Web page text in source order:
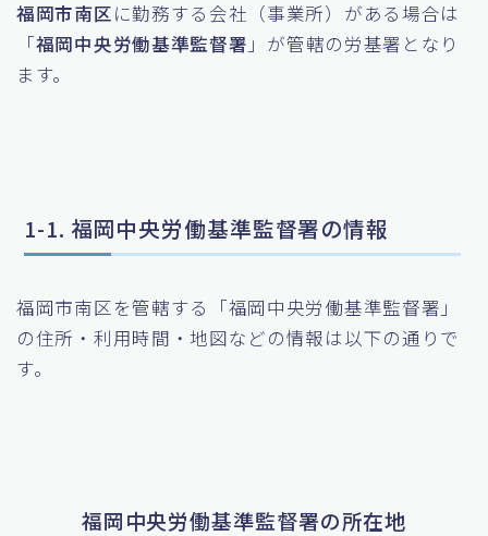
福岡市南区に勤務する会社（事業所）がある場合は
「福岡中央労働基準監督署 」が管轄の労基署となり
ます。
1-1. 福岡中央労働基準監督署の情報
福岡市南区を管轄する「福岡中央労働基準監督署」
の住所・利用時間・地図などの情報は以下の通りで
す。
福岡中央労働基準監督署の所在地